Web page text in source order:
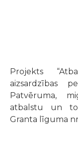
Projekts
aizsardzības
Patvēruma,
atbalstu un to
Granta līguma